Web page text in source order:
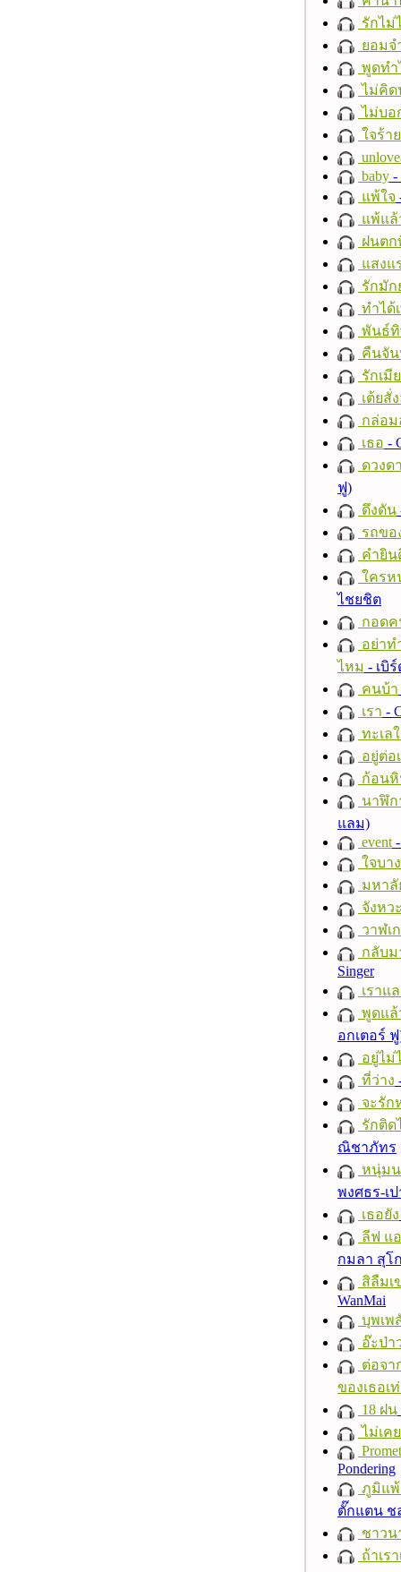
รักไม่
ยอม
พูดทำ
ไม่คิด
ไม่บอ
ใจร้าย
baby -
แพ้ใจ
แพ้แล้
ฝนตก
แสงแ
รักมัก
ทำได้
พันธ์
คืนจั
รักเมี
เต้ยสั่
กล่อม
เธอ -
ดวงด
ฟู)
ดึงดัน
รถขอ
คำยิน
ใครห
ไชยชิต
กอดค
อย่าท
ไหม - เบิ
คนบ้า
เรา -
ทะเล
อยู่ต่อ
ก้อน
นาฬิก
แลม)
event
ใจบาง
มหาลั
จังหว
วาฬเ
กลับม
Singer
เราแ
พูดแล้
อกเตอร์
อยู่ไม่
ที่ว่าง
จะรัก
รักติด
ณิชาภัทร
หนุ่มน
พงศธร-เ
เธอยัง
ลีฟ แอ
กมลา สุโ
สิลืมเ
WanMai
บุพเพ
อ๊ะป่า
ต่อจา
ของเธอเ
18 ฝน
ไม่เคย
Pondering
ภูมิแพ้
ตั๊กแตน ช
ชาวน
ถ้าเร